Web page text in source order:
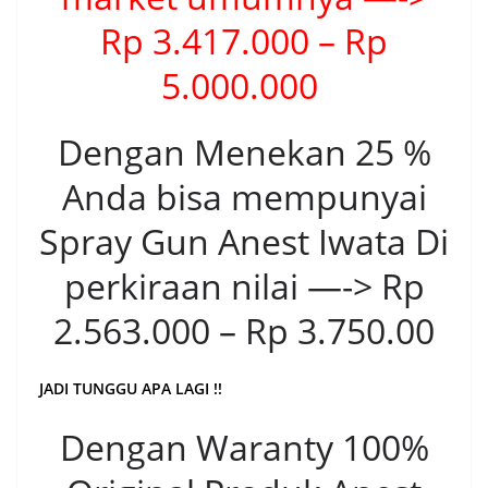
Rp 3.417.000 – Rp
5.000.000
Dengan Menekan 25 %
Anda bisa mempunyai
Spray Gun Anest Iwata Di
perkiraan nilai —-> Rp
2.563.000 – Rp 3.750.00
JADI TUNGGU APA LAGI !!
Dengan Waranty 100%